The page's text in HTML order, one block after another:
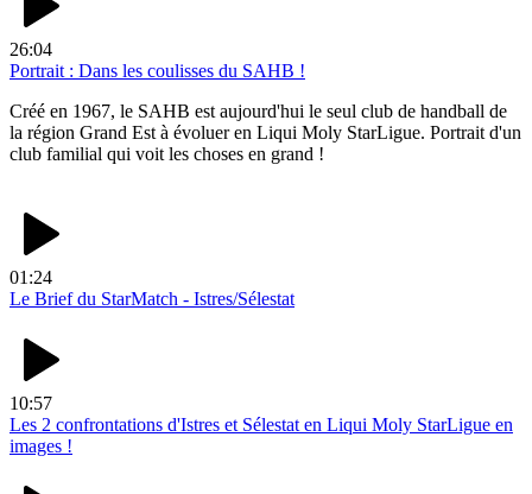
26:04
Portrait : Dans les coulisses du SAHB !
Créé en 1967, le SAHB est aujourd'hui le seul club de handball de
la région Grand Est à évoluer en Liqui Moly StarLigue. Portrait d'un
club familial qui voit les choses en grand !
01:24
Le Brief du StarMatch - Istres/Sélestat
10:57
Les 2 confrontations d'Istres et Sélestat en Liqui Moly StarLigue en
images !